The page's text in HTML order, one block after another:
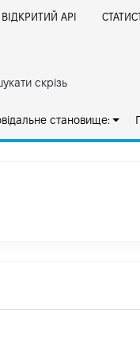
ВІДКРИТИЙ АРІ
скрізь
становище: